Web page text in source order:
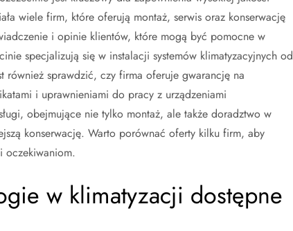
wiele firm, które oferują montaż, serwis oraz konserwację
i opinie klientów, które mogą być pomocne w
specjalizują się w instalacji systemów klimatyzacyjnych od
sprawdzić, czy firma oferuje gwarancję na
i uprawnieniami do pracy z urządzeniami
obejmujące nie tylko montaż, ale także doradztwo w
konserwację. Warto porównać oferty kilku firm, aby
oczekiwaniom.
w klimatyzacji dostępne